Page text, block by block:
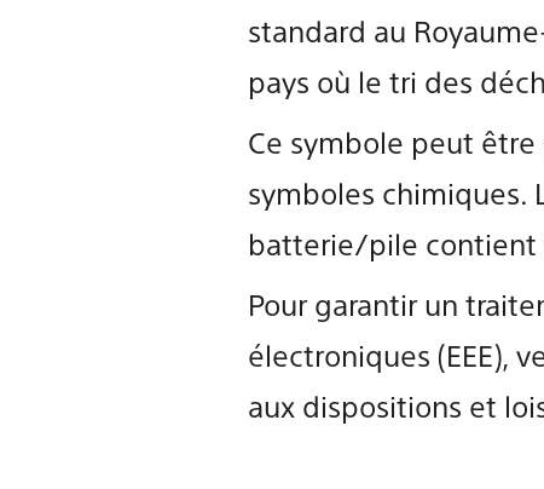
standard au
pays où le tri des
Ce symbole peut
symboles chimiques.
batterie/pile contient
Pour garantir un
électroniques (EEE),
aux dispositions et